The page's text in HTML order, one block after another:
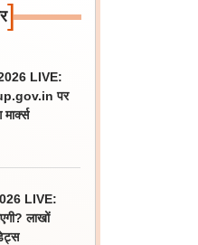
]
LIVE:
पर
LIVE:
लाखों